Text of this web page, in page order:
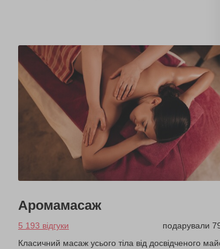
Аромамасаж
5 193 відгуки
подарували
Класичний масаж усього тіла від досвідченого